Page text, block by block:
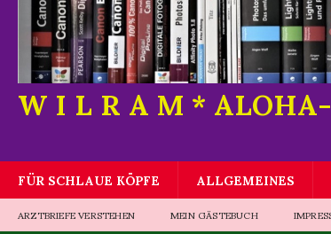
W I L R A M *
FÜR SCHLAUE KÖPFE ALLGEMEINES
ARZTBRIEFE VERSTEHEN MEIN GÄSTEBUCH